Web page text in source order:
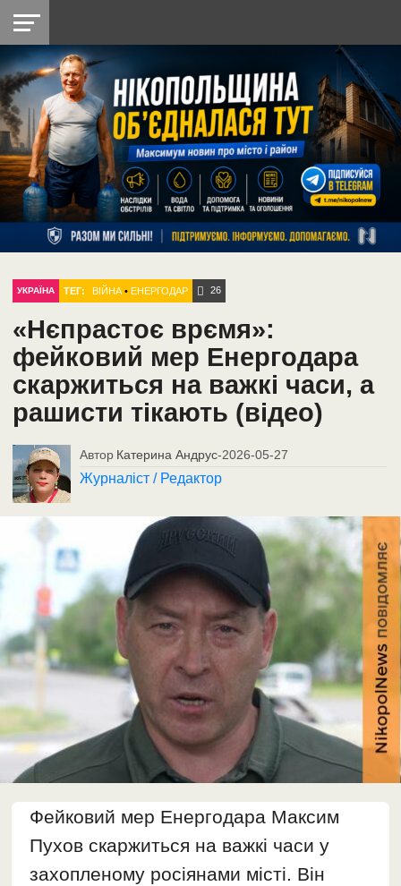
НІКОПОЛЬ
РАЙОН
СІЧЕСЛАВСЬКА
УКРАЇНА
РЕТРО
НІКОПОЛЬ
ЛАЙТ
УКРАЇНА
ДОПОМОГА
РАДІО
УКРАЇНА ТЕГ: ВІЙНА •ЕНЕРГОДАР 26
«Нєпрастоє врємя»:
фейковий мер Енергодара
скаржиться на важкі часи, а
рашисти тікають (відео)
Автор Катерина Андрус-2026-05-27
Журналіст / Редактор
Фейковий мер Енергодара Максим
Пухов скаржиться на важкі часи у
захопленому росіянами місті. Він